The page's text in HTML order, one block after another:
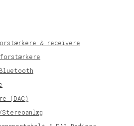
& receivere
(DAC)